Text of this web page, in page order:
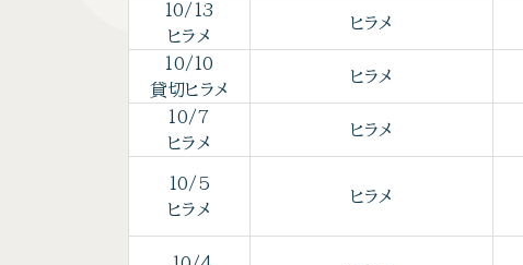
10/13
ヒラメ
ヒラメ
10/10
貸切ヒラメ
ヒラメ
10/7
ヒラメ
ヒラメ
10/5
ヒラメ
ヒラメ